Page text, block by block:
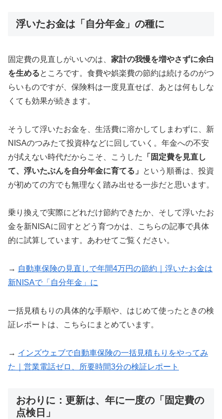
浮いたお金は「自分年金」の種に
固定費の見直しがいいのは、 家計の我慢を増やさずに余白
を生めるところです。食費や娯楽費の節約は続けるのがつ
らいものですが、保険料は一度見直せば、あとは何もしな
くても効果が続きます。
そうして浮いたお金を、生活費に溶かしてしまわずに、新
NISAのつみたて投資枠などに回していく。年金への不安
が拭えない時代だからこそ、こうした
「固定費を見直し
て、浮いたぶんを自分年金に育てる」
という順番は、投資
が初めての方でも無理なく踏み出せる一歩だと思います。
乗り換えで実際にどれだけ節約できたか、そして浮いたお
金を新NISAに回すとどう育つかは、こちらの記事で具体
的に試算しています。あわせてご覧ください。
→ 自動車保険の見直しで年間4万円の節約｜浮いたお金は
新NISAで「自分年金」に
一括見積もりの具体的な手順や、はじめて使ったときの検
証レポートは、こちらにまとめています。
→ インズウェブで自動車保険の一括見積もりをやってみ
た｜営業電話ゼロ、所要時間3分の検証レポート
おわりに：更新は、年に一度の「固定費の
点検日」